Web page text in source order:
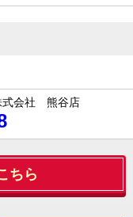
式会社 熊谷店
ちら